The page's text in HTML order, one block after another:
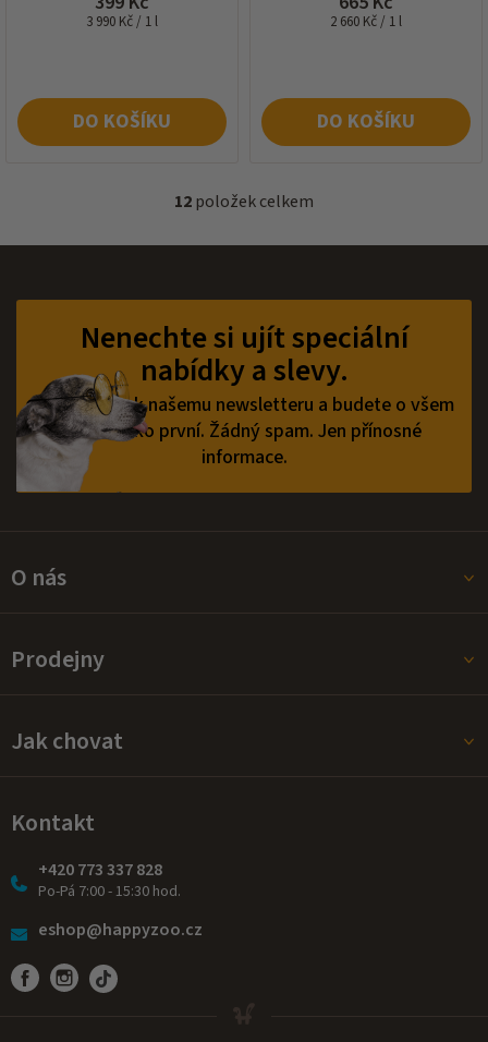
Měrná
3 990 Kč / 1 l
DO KOŠÍKU
Měrná
2 660 Kč / 1 l
DO KOŠÍKU
O
l
d
c
í
p
r
v
k
y
ý
12položek celkem
Nenechte si ujít speciální
nabídky a slevy.
Přihlaste se k našemu newsletteru a budete o všem
vědět jako první. Žádný spam. Jen přínosné
informace.
O nás
Prodejny
Jak chovat
Kontakt
+420 773 337 828
Po-Pá 7:00 - 15:30 hod.
eshop@happyzoo.cz